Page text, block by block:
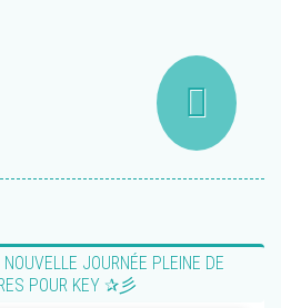
JOURNÉE PLEINE DE
POUR KEY ✰彡